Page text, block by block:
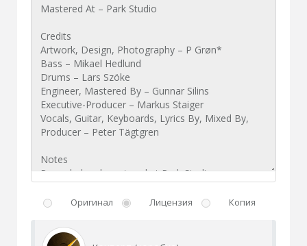
Оригинал Лицензия Копия